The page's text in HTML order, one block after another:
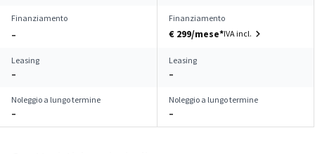
Finanziamento
–
Finanziamento
€ 299/mese*IVA incl.
Leasing
–
Leasing
–
Noleggio a lungo termine
–
Noleggio a lungo termine
–